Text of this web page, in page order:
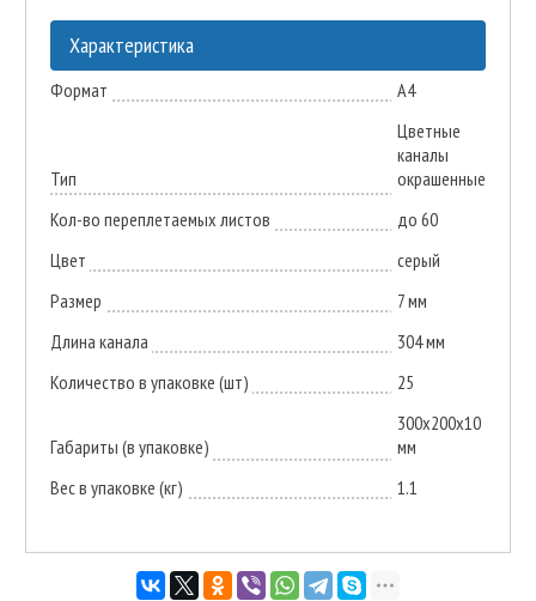
Характеристика
Формат А4
Тип
Цветные
каналы
окрашенные
Кол-во переплетаемых листов
до 60
Цвет
серый
Размер
7 мм
Длина канала
304 мм
Количество в упаковке (шт)
25
Габариты (в упаковке)
300х200х10
мм
Вес в упаковке (кг)
1.1